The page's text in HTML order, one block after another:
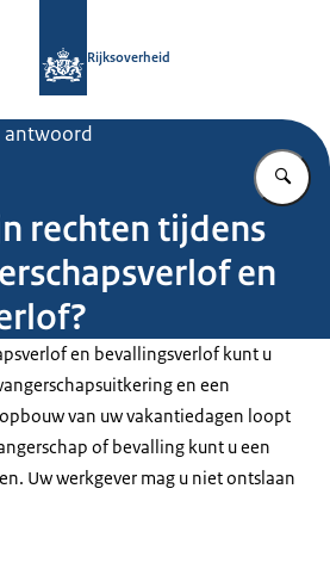
Rijksoverheid
antwoord
rechten tijdens
en
en bevallingsverlof kunt u
en een
van uw vakantiedagen loopt
of bevalling kunt u een
Uw werkgever mag u niet ontslaan